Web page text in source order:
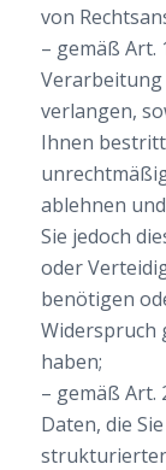
von
– gemäß Art.
verlangen,
Ihnen
ablehnen
Sie jedoch
oder
benötigen
Widerspruch
haben;
– gemäß Art.
Daten, die